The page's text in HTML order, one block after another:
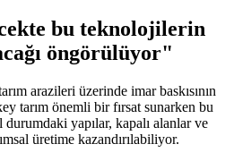
bu teknolojilerin
öngörülüyor"
arazileri üzerinde imar baskısının
tarım önemli bir fırsat sunarken bu
durumdaki yapılar, kapalı alanlar ve
üretime kazandırılabiliyor.